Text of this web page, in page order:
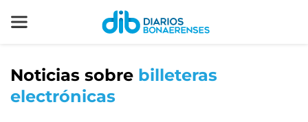
Noticias sobre billeteras
electrónicas